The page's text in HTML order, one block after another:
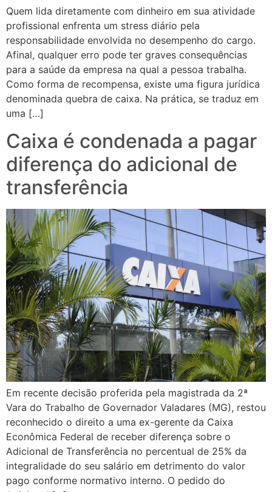
Quem lida diretamente com dinheiro em sua atividade
profissional enfrenta um stress diário pela
responsabilidade envolvida no desempenho do cargo.
Afinal, qualquer erro pode ter graves consequências
para a saúde da empresa na qual a pessoa trabalha.
Como forma de recompensa, existe uma figura jurídica
denominada quebra de caixa. Na prática, se traduz em
uma […]
Caixa é condenada a pagar
diferença do adicional de
transferência
Em recente decisão proferida pela magistrada da 2ª
Vara do Trabalho de Governador Valadares (MG), restou
reconhecido o direito a uma ex-gerente da Caixa
Econômica Federal de receber diferença sobre o
Adicional de Transferência no percentual de 25% da
integralidade do seu salário em detrimento do valor
pago conforme normativo interno. O pedido do